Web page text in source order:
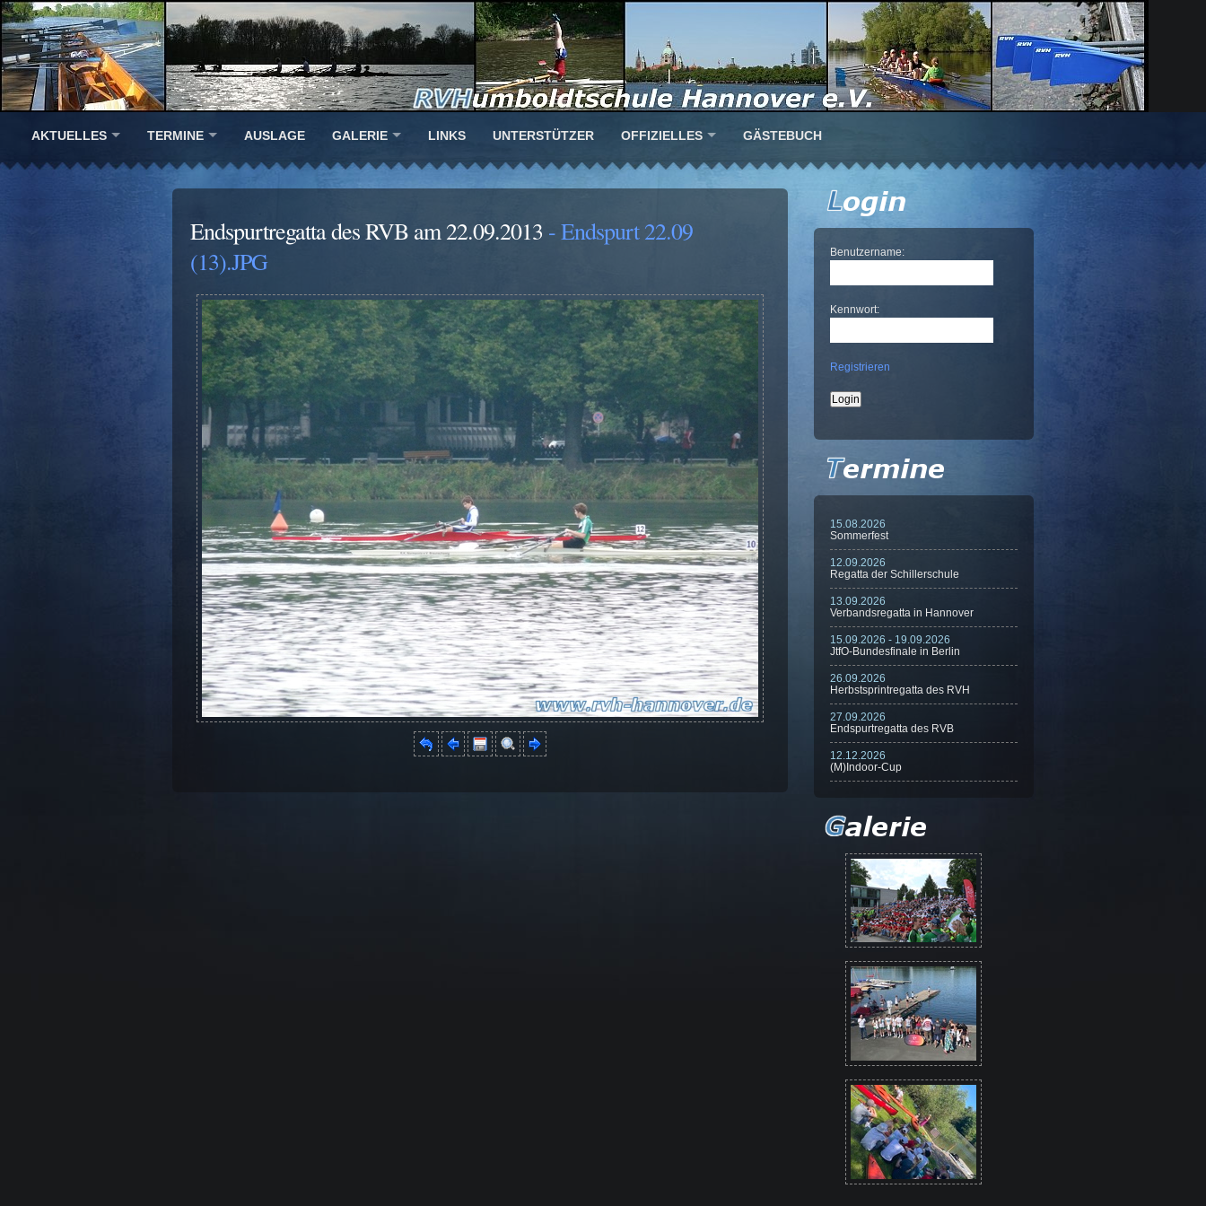
AKTUELLES TERMINE AUSLAGE GALERIE LINKS UNTERSTÜTZER OFFIZIELLES GÄSTEBUCH
Endspurtregatta des RVB am 22.09.2013 - Endspurt 22.09
(13).JPG
Benutzername:
Kennwort:
Registrieren
15.08.2026
Sommerfest
12.09.2026
Regatta der Schillerschule
13.09.2026
Verbandsregatta in Hannover
15.09.2026 - 19.09.2026
JtfO-Bundesfinale in Berlin
26.09.2026
Herbstsprintregatta des RVH
27.09.2026
Endspurtregatta des RVB
12.12.2026
(M)Indoor-Cup